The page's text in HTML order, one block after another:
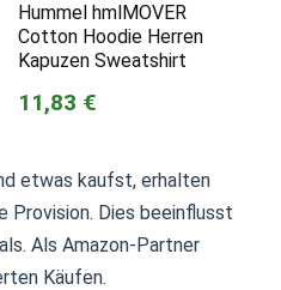
Hummel hmlMOVER
Cotton Hoodie Herren
Kapuzen Sweatshirt
11,83 €
etwas kaufst, erhalten
Provision. Dies beeinflusst
Als Amazon-Partner
Käufen.